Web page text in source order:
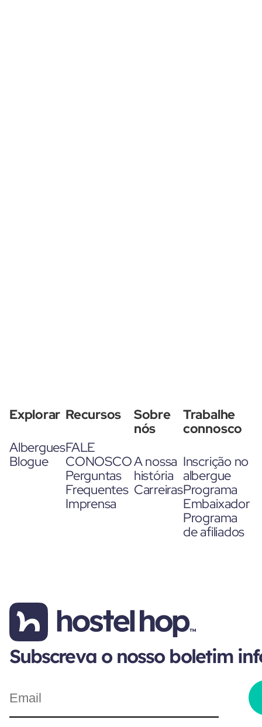
Explorar
Albergues
Blogue
Recursos
FALE
CONOSCO
Perguntas
Frequentes
Imprensa
Sobre
nós
A nossa
história
Carreiras
Trabalhe
connosco
Inscrição no
albergue
Programa
Embaixador
Programa
de afiliados
Subscreva o nosso boletim